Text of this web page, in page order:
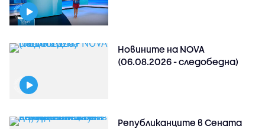
Новините на NOVA
(06.08.2026 - следобедна)
Републиканците в Сената